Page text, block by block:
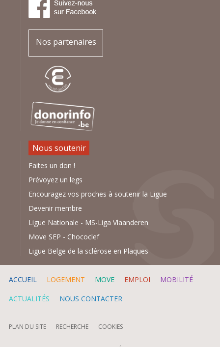
Nos partenaires
Nous soutenir
Faites un don !
Prévoyez un legs
Encouragez vos proches à soutenir la Ligue
Devenir membre
Ligue Nationale - MS-Liga Vlaanderen
Move SEP - Chococlef
Ligue Belge de la sclérose en Plaques
ACCUEIL LOGEMENT MOVE EMPLOI MOBILITÉ
ACTUALITÉS NOUS CONTACTER
PLAN DU SITE RECHERCHE COOKIES